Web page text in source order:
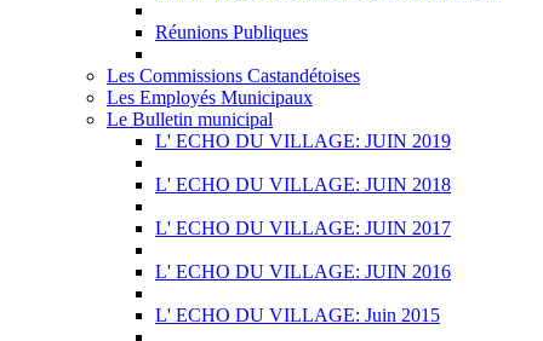
Réunions Publiques
Les Commissions Castandétoises
Les Employés Municipaux
Le Bulletin municipal
L' ECHO DU VILLAGE: JUIN 2019
L' ECHO DU VILLAGE: JUIN 2018
L' ECHO DU VILLAGE: JUIN 2017
L' ECHO DU VILLAGE: JUIN 2016
L' ECHO DU VILLAGE: Juin 2015